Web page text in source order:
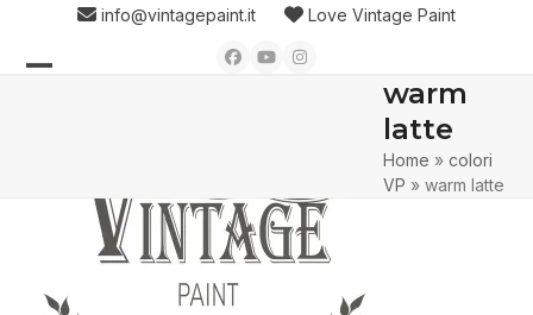
content
info@vintagepaint.it Love Vintage Paint
Facebook
YouTubeInstagram
warm
latte
Home »colori
VP »warm latte